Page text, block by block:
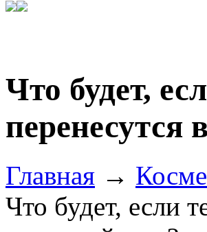
Что будет,
Главная →
Что будет, если